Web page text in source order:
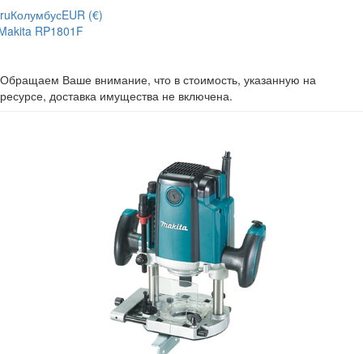
ruКолумбусEUR (€)
RP1801F
Обращаем Ваше внимание, что в стоимость, указанную на
ресурсе, доставка имущества не включена.